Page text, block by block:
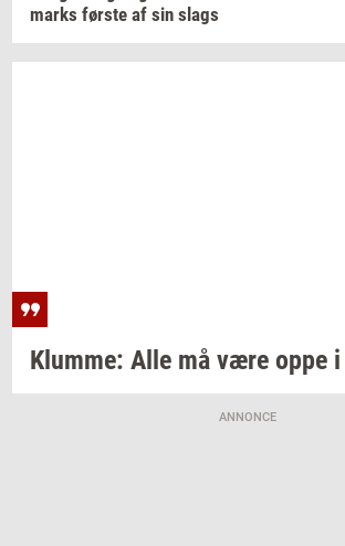
marks før­ste af sin slags
Klum­me: Alle må være oppe i
ANNONCE